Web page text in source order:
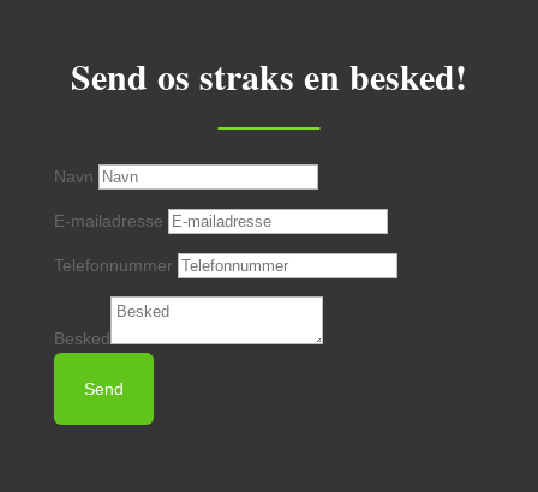
Send os straks en besked!
Navn
E-mailadresse
Telefonnummer
Besked
Send